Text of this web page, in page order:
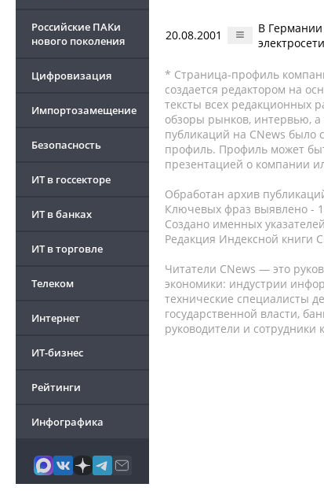
Российские ПАКи
нового поколения
Цифровизация
Импортозамещение
Безопасность
ИТ в госсекторе
ИТ в банках
ИТ в торговле
Телеком
Интернет
ИТ-бизнес
Рейтинги
Инфографика
20.08.2001
В Германии
электросети
* Страница-профиль
создается редактором на
тексты всех редакционных
обзоры рынков, интервью,
публикаций на CNews было
профиль. Профиль может
презентацией о компании
Обработан архив
Ключевых фраз выявлено -
Создано именных
Редакция Индексной книги
Читатели CNews — это
экономики: индустрии
технические специалисты
государственной власти,
руководители и